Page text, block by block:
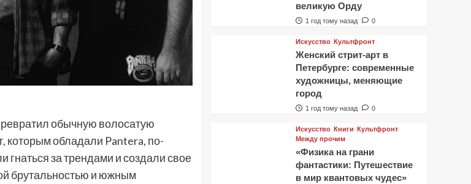
обычную волосатую
которым обладали Pantera, по-
гнаться за трендами и создали свое
брутальностью и южным
великую Орду
1 год тому назад 0
Искусство Культфронт
Женский стрит-арт в
Петербурге: современные
художницы, меняющие
город
1 год тому назад 0
Искусство Книги Культфронт
Между прочим
«Физика на грани
фантастики: Путешествие
в мир квантовых чудес»